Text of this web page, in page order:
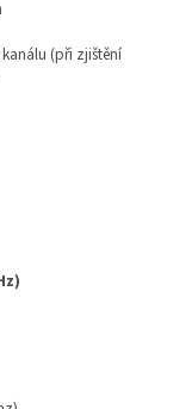
(při zjištění